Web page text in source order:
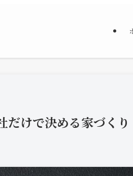
だけで決める家づくり